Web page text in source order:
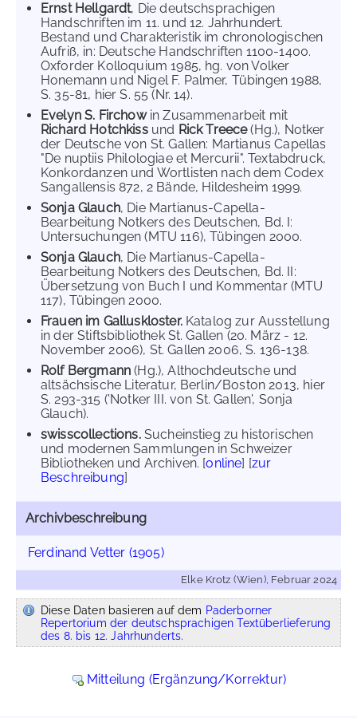
Ernst Hellgardt, Die deutschsprachigen
Handschriften im 11. und 12. Jahrhundert.
Bestand und Charakteristik im chronologischen
Aufriß, in: Deutsche Handschriften 1100-1400.
Oxforder Kolloquium 1985, hg. von Volker
Honemann und Nigel F. Palmer, Tübingen 1988,
S. 35-81, hier S. 55 (Nr. 14).
Evelyn S. Firchowin Zusammenarbeit mit
Richard Hotchkissund Rick Treece(Hg.), Notker
der Deutsche von St. Gallen: Martianus Capellas
"De nuptiis Philologiae et Mercurii". Textabdruck,
Konkordanzen und Wortlisten nach dem Codex
Sangallensis 872, 2 Bände, Hildesheim 1999.
Sonja Glauch, Die Martianus-Capella-
Bearbeitung Notkers des Deutschen, Bd. I:
Untersuchungen (MTU 116), Tübingen 2000.
Sonja Glauch, Die Martianus-Capella-
Bearbeitung Notkers des Deutschen, Bd. II:
Übersetzung von Buch I und Kommentar (MTU
117), Tübingen 2000.
Frauen im Galluskloster.Katalog zur Ausstellung
in der Stiftsbibliothek St. Gallen (20. März - 12.
November 2006), St. Gallen 2006, S. 136-138.
Rolf Bergmann(Hg.), Althochdeutsche und
altsächsische Literatur, Berlin/Boston 2013, hier
S. 293-315 ('Notker III. von St. Gallen', Sonja
Glauch).
swisscollections.Sucheinstieg zu historischen
und modernen Sammlungen in Schweizer
Bibliotheken und Archiven. [online] [zur
Beschreibung]
Archivbeschreibung
Ferdinand Vetter (1905)
Elke Krotz (Wien), Februar 2024
Diese Daten basieren auf dem Paderborner
Repertorium der deutschsprachigen Textüberlieferung
des 8. bis 12. Jahrhunderts.
Mitteilung (Ergänzung/Korrektur)